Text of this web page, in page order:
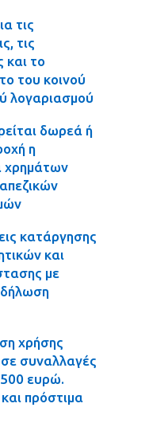
τις
τις
και το
του κοινού
λογαριασμού
δωρεά ή
η
χρημάτων
κατάργησης
και
με
χρήσης
συναλλαγές
ευρώ.
πρόστιμα